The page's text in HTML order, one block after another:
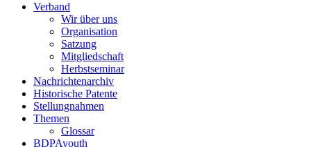
Verband
Wir über uns
Organisation
Satzung
Mitgliedschaft
Herbstseminar
Nachrichtenarchiv
Historische Patente
Stellungnahmen
Themen
Glossar
BDPAyouth